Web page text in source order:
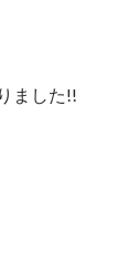
ました!!